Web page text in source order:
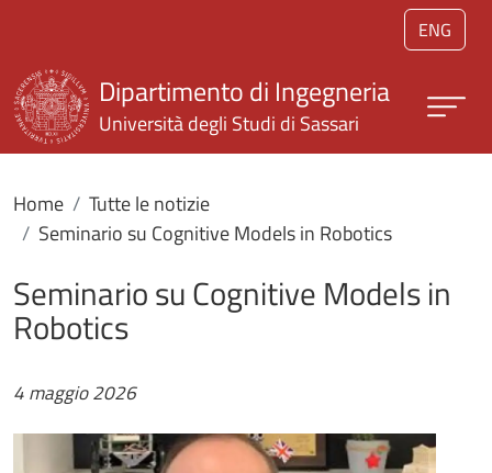
Salta al contenuto principale
ENG
Dipartimento di Ingegneria
Università degli Studi di Sassari
Home
Tutte le notizie
Seminario su Cognitive Models in Robotics
Seminario su Cognitive Models in
Robotics
4 maggio 2026